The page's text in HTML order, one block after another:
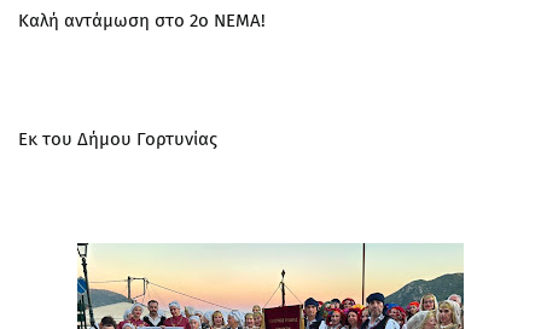
Καλή αντάμωση στο 2ο ΝΕΜΑ!
Εκ του Δήμου Γορτυνίας